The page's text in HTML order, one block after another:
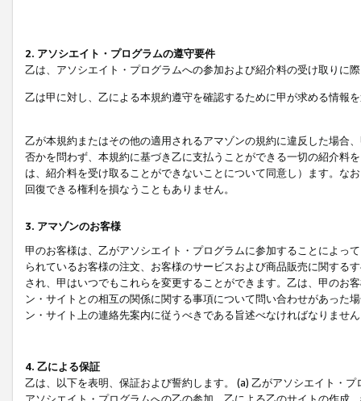
2. アソシエイト・プログラムの遵守要件
乙は、アソシエイト・プログラムへの参加および紹介料の受け取りに
乙は甲に対し、乙による本規約遵守を確認するために甲が求める情報
乙が本規約またはその他の適用されるアマゾンの規約に違反した場合
否かを問わず、本規約に基づき乙に支払うことができる一切の紹介料
は、紹介料を受け取ることができないことについて同意し）ます。な
回復できる権利を損なうこともありません。
3. アマゾンのお客様
甲のお客様は、乙がアソシエイト・プログラムに参加することによっ
られているお客様の注文、お客様のサービスおよび商品販売に関する
され、甲はいつでもこれらを変更することができます。乙は、甲のお
ン・サイトとの相互の関係に関する事項について問い合わせがあった
ン・サイト上の連絡先案内に従うべきである旨述べなければなりませ
4. 乙による保証
乙は、以下を表明、保証および誓約します。 (a) 乙がアソシエイト・